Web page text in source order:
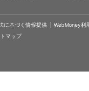
に基づく情報提供
WebMoney利
マップ